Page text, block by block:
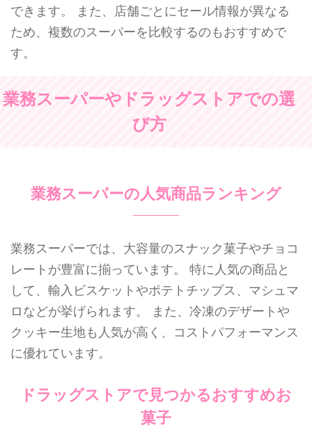
できます。 また、店舗ごとにセール情報が異なる
ため、複数のスーパーを比較するのもおすすめで
す。
業務スーパーやドラッグストアでの選
び方
業務スーパーの人気商品ランキング
業務スーパーでは、大容量のスナック菓子やチョコ
レートが豊富に揃っています。 特に人気の商品と
して、輸入ビスケットやポテトチップス、マシュマ
ロなどが挙げられます。 また、冷凍のデザートや
クッキー生地も人気が高く、コストパフォーマンス
に優れています。
ドラッグストアで見つかるおすすめお
菓子